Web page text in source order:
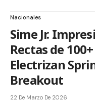
Nacionales
Sime Jr.
Rectas de
Electrizan
Breakout
22 De Marzo De 2026